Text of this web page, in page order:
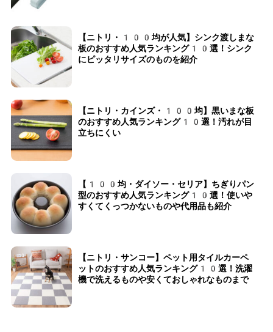
【ニトリ・100均が人気】シンク渡しまな
板のおすすめ人気ランキング10選！シンク
にピッタリサイズのものを紹介
【ニトリ・カインズ・100均】黒いまな板
のおすすめ人気ランキング10選！汚れが目
立ちにくい
【100均・ダイソー・セリア】ちぎりパン
型のおすすめ人気ランキング10選！使いや
すくてくっつかないものや代用品も紹介
【ニトリ・サンコー】ペット用タイルカーペ
ットのおすすめ人気ランキング10選！洗濯
機で洗えるものや安くておしゃれなものまで